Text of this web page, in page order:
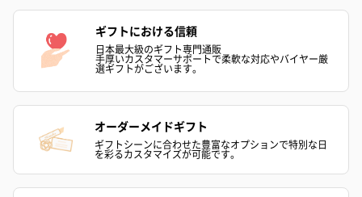
結婚祝いちょい足しギフト
結婚祝いギフトへの＋αにおすすめです。新生活を彩るギフトオプ
ションをご用意いたしました。
商品と同梱してお届けいたします。
ギフトにおける信頼
日本最大級のギフト専門通販
手厚いカスタマーサポートで柔軟な対応やバイヤー厳
選ギフトがございます。
オーダーメイドギフト
ギフトシーンに合わせた豊富なオプションで特別な日
を彩るカスタマイズが可能です。